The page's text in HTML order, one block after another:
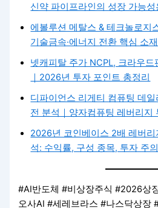
신약 파이프라인의 성장 가능
에볼루션 메탈스 & 테크놀로지
기술금속·에너지 전환 핵심 소
넷캐피탈 주가 NCPL, 크라우
｜2026년 투자 포인트 총정리
디파이언스 리게티 컴퓨팅 데
전 분석｜양자컴퓨팅 레버리지
2026년 코인베이스 2배 레버리
석: 수익률, 구성 종목, 투자 주
#AI반도체 #비상장주식 #2026상
오사AI #세레브라스 #나스닥상장